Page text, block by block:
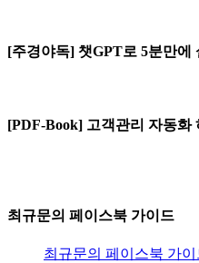
[주경야독] 챗GPT로 5분만에
[PDF-Book] 고객관리 자동화
최규문의 페이스북 가이드
최규문의 페이스북 가이